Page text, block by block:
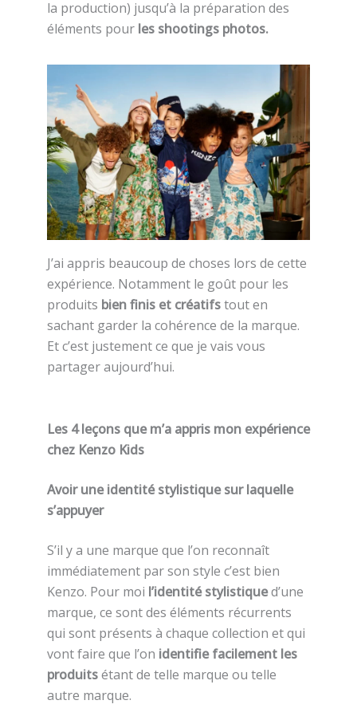
la production) jusqu’à la préparation des
éléments pour les shootings photos.
J’ai appris beaucoup de choses lors de cette
expérience. Notamment le goût pour les
produits bien finis et créatifstout en
sachant garder la cohérence de la marque.
Et c’est justement ce que je vais vous
partager aujourd’hui.
Les 4 leçons que m’a appris mon expérience
chez Kenzo Kids
Avoir une identité stylistique sur laquelle
s’appuyer
S’il y a une marque que l’on reconnaît
immédiatement par son style c’est bien
Kenzo. Pour moi l’identité stylistiqued’une
marque, ce sont des éléments récurrents
qui sont présents à chaque collection et qui
vont faire que l’on identifie facilement les
produitsétant de telle marque ou telle
autre marque.